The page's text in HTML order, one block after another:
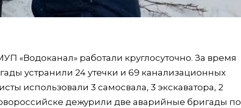
«Водоканал» работали круглосуточно. За время
устранили 24 утечки и 69 канализационных
использовали 3 самосвала, 3 экскаватора, 2
дежурили две аварийные бригады по